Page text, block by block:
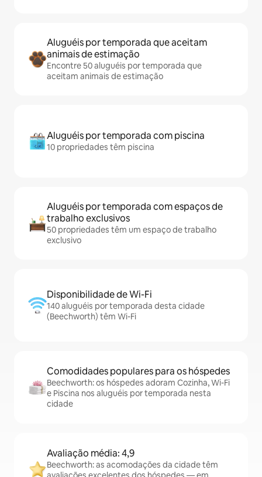
Aluguéis por temporada que aceitam
animais de estimação
Encontre 50 aluguéis por temporada que
aceitam animais de estimação
Aluguéis por temporada com piscina
10 propriedades têm piscina
Aluguéis por temporada com espaços de
trabalho exclusivos
50 propriedades têm um espaço de trabalho
exclusivo
Disponibilidade de Wi-Fi
140 aluguéis por temporada desta cidade
(Beechworth) têm Wi-Fi
Comodidades populares para os hóspedes
Beechworth: os hóspedes adoram Cozinha, Wi-Fi
e Piscina nos aluguéis por temporada nesta
cidade
Avaliação média: 4,9
Beechworth: as acomodações da cidade têm